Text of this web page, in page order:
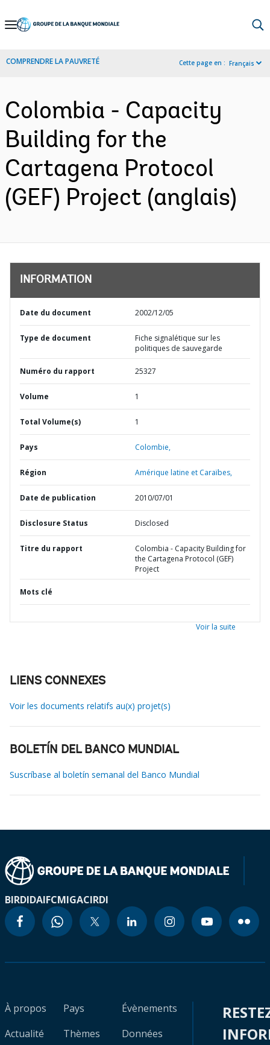
Skip
Navigation
COMPRENDRE LA PAUVRETÉ Cette page en : Français
Colombia - Capacity
Building for the
Cartagena Protocol
(GEF) Project (anglais)
INFORMATION
Date du document 2002/12/05
Type de document
Fiche signalétique sur les
politiques de sauvegarde
Numéro du rapport 25327
Volume 1
Total Volume(s) 1
Pays Colombie,
Région Amérique latine et Caraïbes,
Date de publication 2010/07/01
Disclosure Status Disclosed
Titre du rapport
Colombia - Capacity Building for
the Cartagena Protocol (GEF)
Project
Mots clé
Voir la suite
LIENS CONNEXES
Voir les documents relatifs au(x) projet(s)
BOLETÍN DEL BANCO MUNDIAL
Suscríbase al boletín semanal del Banco Mundial
BIRDIDAIFCMIGACIRDI
À propos
Actualité
Pays
Thèmes
Évènements
Données